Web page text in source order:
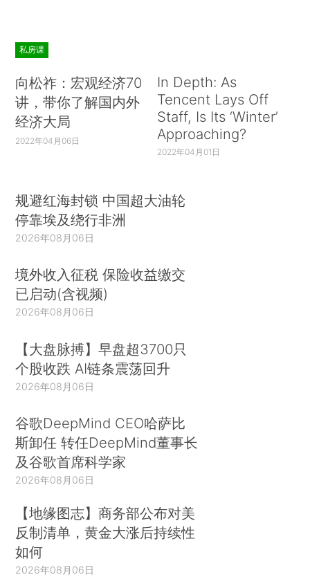
私房课
向松祚：宏观经济70
讲，带你了解国内外
经济大局
2022年04月06日
In Depth: As
Tencent Lays Off
Staff, Is Its ‘Winter’
Approaching?
2022年04月01日
规避红海封锁 中国超大油轮
停靠埃及绕行非洲
2026年08月06日
境外收入征税 保险收益缴交
已启动(含视频)
2026年08月06日
【大盘脉搏】早盘超3700只
个股收跌 AI链条震荡回升
2026年08月06日
谷歌DeepMind CEO哈萨比
斯卸任 转任DeepMind董事长
及谷歌首席科学家
2026年08月06日
【地缘图志】商务部公布对美
反制清单，黄金大涨后持续性
如何
2026年08月06日